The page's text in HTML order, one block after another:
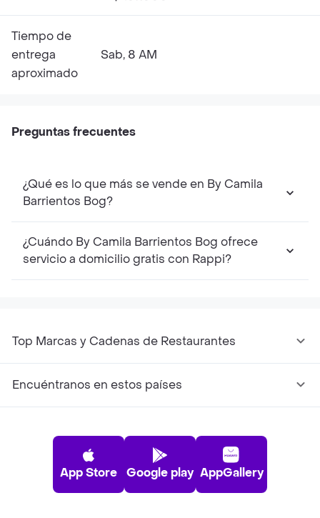
Tiempo de
entrega
aproximado
Sab, 8 AM
Preguntas frecuentes
¿Qué es lo que más se vende en By Camila
Barrientos Bog?
¿Cuándo By Camila Barrientos Bog ofrece
servicio a domicilio gratis con Rappi?
Top Marcas y Cadenas de Restaurantes
Encuéntranos en estos países
App Store Google play AppGallery